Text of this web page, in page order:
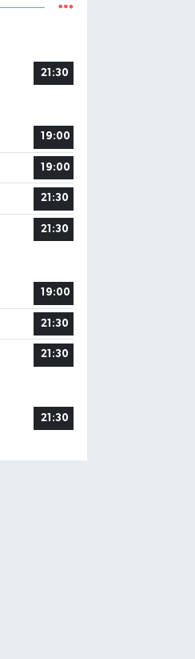
21:30
19:00
19:00
21:30
21:30
19:00
21:30
21:30
21:30